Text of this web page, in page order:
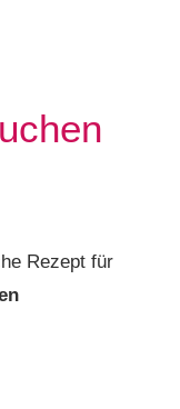
Rezept für